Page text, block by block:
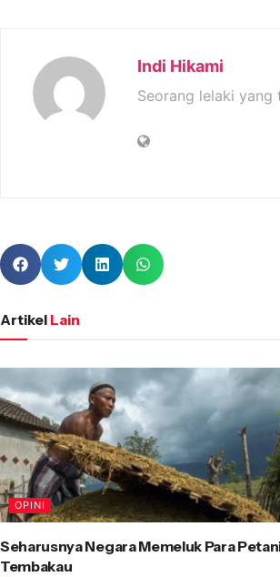
Indi Hikami
Seorang lelaki yang
Artikel Lain
OPINI
Seharusnya Negara Memeluk Para
Tembakau